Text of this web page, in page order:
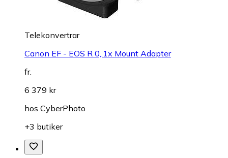
Telekonvertrar
Canon EF - EOS R 0,.1x Mount Adapter
fr.
6 379 kr
hos CyberPhoto
+3 butiker